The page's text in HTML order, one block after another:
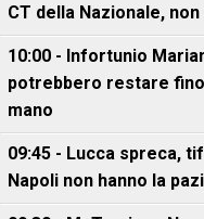
CT della Nazionale,
10:00 - Infortunio
potrebbero restare
mano
09:45 - Lucca spreca,
Napoli non hanno la